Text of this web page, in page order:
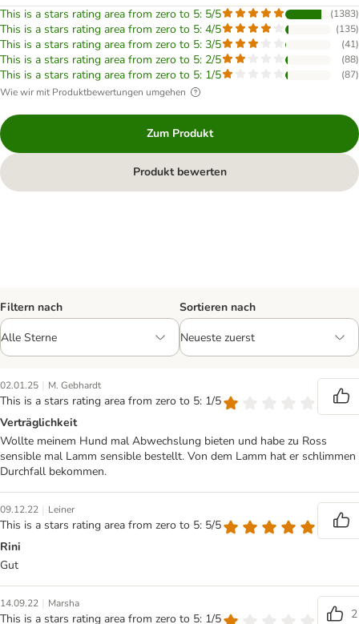
This is a stars rating area from zero to 5: 5/5 (1383)
This is a stars rating area from zero to 5: 4/5 (135)
This is a stars rating area from zero to 5: 3/5 (41)
This is a stars rating area from zero to 5: 2/5 (88)
This is a stars rating area from zero to 5: 1/5 (87)
Wie wir mit Produktbewertungen umgehen
Zum Produkt
Produkt bewerten
Filtern nach Sortieren nach
02.01.25 | M. Gebhardt
This is a stars rating area from zero to 5: 1/5
Verträglichkeit
Wollte meinem Hund mal Abwechslung bieten und habe zu Ross
sensible mal Lamm sensible bestellt. Von dem Lamm hat er schlimmen
Durchfall bekommen.
09.12.22 | Leiner
This is a stars rating area from zero to 5: 5/5
Rini
Gut
14.09.22 | Marsha
This is a stars rating area from zero to 5: 1/5
2